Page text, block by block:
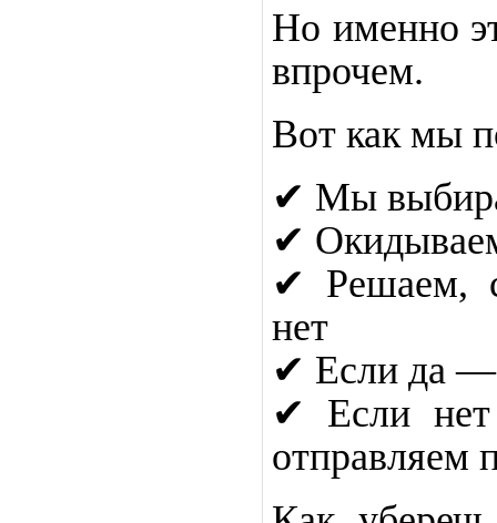
Но именно
впрочем.
Вот как мы
✔ Мы
✔
✔ Решаем,
нет
✔ Если да —
✔ Если
отправляем